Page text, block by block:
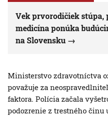
Vek prvorodičiek stúpa,
medicína ponúka
na Slovensku
Ministerstvo zdravotníctva
považuje za
faktora. Polícia začala
podozrenie z trestného činu